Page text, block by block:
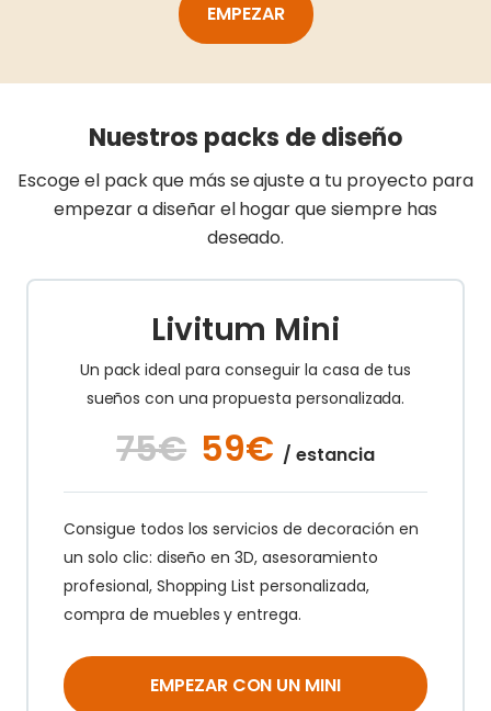
EMPEZAR
Nuestros packs de diseño
Escoge el pack que más se ajuste a tu proyecto para
empezar a diseñar el hogar que siempre has
deseado.
Livitum Mini
Un pack ideal para conseguir la casa de tus
sueños con una propuesta personalizada.
75€ 59€ / estancia
Consigue todos los servicios de decoración en
un solo clic: diseño en 3D, asesoramiento
profesional, Shopping List personalizada,
compra de muebles y entrega.
EMPEZAR CON UN MINI